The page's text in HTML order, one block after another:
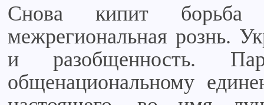
Снова кипит борьба
межрегиональная рознь.
и разобщенность.
общенациональному